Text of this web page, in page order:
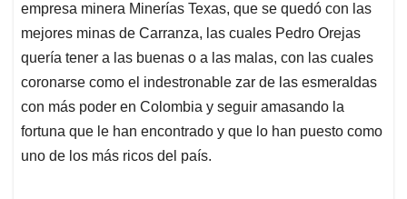
empresa minera Minerías Texas, que se quedó con las
mejores minas de Carranza, las cuales Pedro Orejas
quería tener a las buenas o a las malas, con las cuales
coronarse como el indestronable zar de las esmeraldas
con más poder en Colombia y seguir amasando la
fortuna que le han encontrado y que lo han puesto como
uno de los más ricos del país.